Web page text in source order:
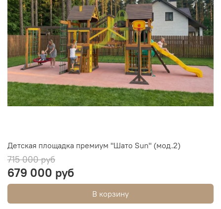
Детская площадка премиум "Шато Sun" (мод.2)
715 000 руб
679 000 руб
В корзину